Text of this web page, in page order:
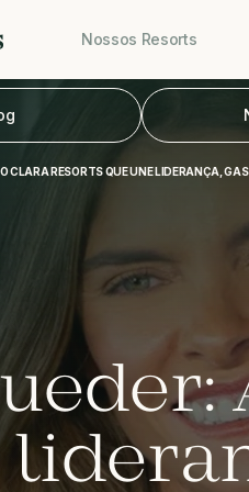
Nossos Resorts
CLARA RESORTS QUE UNE LIDERANÇA,